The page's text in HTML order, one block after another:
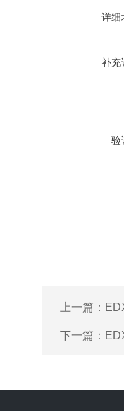
详细
补充
验
上一篇：
下一篇：